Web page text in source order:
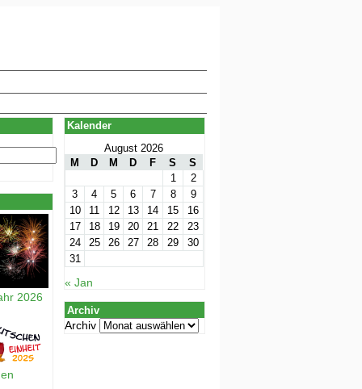
2026
Kalender
August 2026
M
D M D F S
S
1
2
3
4 5 6 7 8
9
10
11 12 13 14 15
16
17
18 19 20 21 22
23
24
25 26 27 28 29
30
31
« Jan
Archiv
Archiv